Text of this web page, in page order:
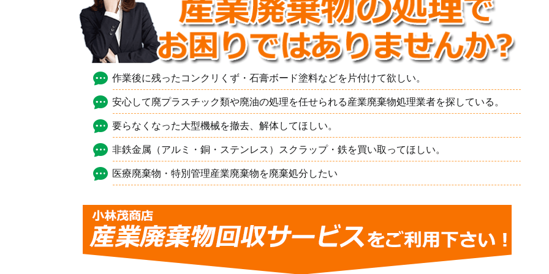
作業後に残ったコンクリくず・石膏ボード塗料などを片付けて欲しい。
安心して廃プラスチック類や廃油の処理を任せられる産業廃棄物処理業者を探している。
要らなくなった大型機械を撤去、解体してほしい。
非鉄金属（アルミ・銅・ステンレス）スクラップ・鉄を買い取ってほしい。
医療廃棄物・特別管理産業廃棄物を廃棄処分したい